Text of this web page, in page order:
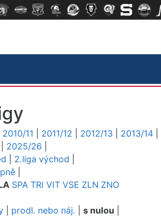
2010/11 2011/12 2012/13 2013/14
2025/26
2.liga východ
SPA TRI VIT VSE ZLN ZNO
prodl. nebo náj. s nulou